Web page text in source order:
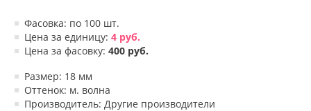
Фасовка: по 100 шт.
Цена за единицу: 4 руб.
Цена за фасовку: 400 руб.
Размер: 18 мм
Оттенок: м. волна
Производитель: Другие производители